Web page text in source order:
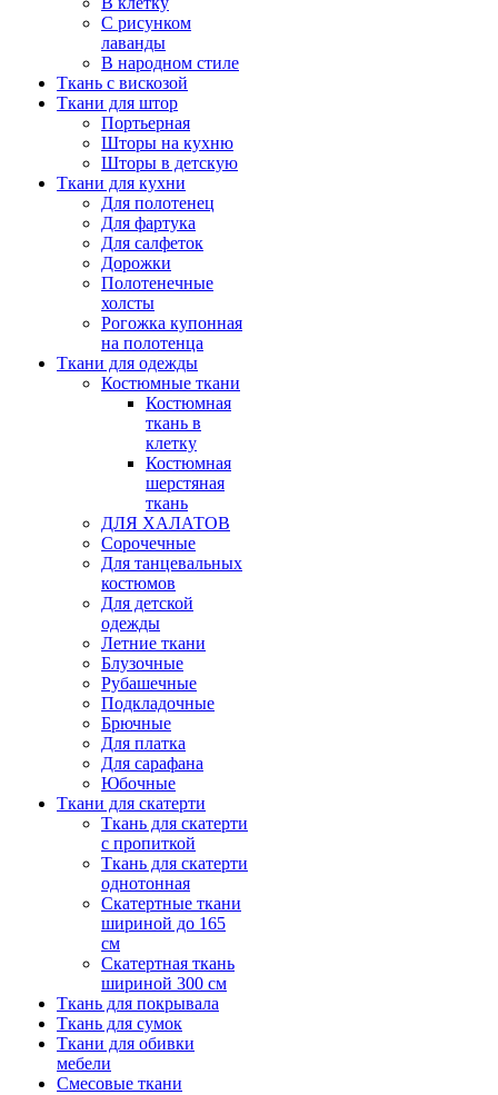
С рисунком
лаванды
В народном стиле
Ткань с вискозой
Ткани для штор
Портьерная
Шторы на кухню
Шторы в детскую
Ткани для кухни
Для полотенец
Для фартука
Для салфеток
Дорожки
Полотенечные
холсты
Рогожка купонная
на полотенца
Ткани для одежды
Костюмные ткани
Костюмная
ткань в
клетку
Костюмная
шерстяная
ткань
ДЛЯ ХАЛАТОВ
Сорочечные
Для танцевальных
костюмов
Для детской
одежды
Летние ткани
Блузочные
Рубашечные
Подкладочные
Брючные
Для платка
Для сарафана
Юбочные
Ткани для скатерти
Ткань для скатерти
с пропиткой
Ткань для скатерти
однотонная
Скатертные ткани
шириной до 165
см
Скатертная ткань
шириной 300 см
Ткань для покрывала
Ткань для сумок
Ткани для обивки
мебели
Смесовые ткани